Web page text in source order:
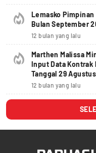
Lemasko
Bulan September
12 bulan yang lalu
Marthen Malissa
Input Data
Tanggal 29
12 bulan yang lalu